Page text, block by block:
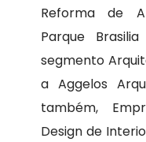
Reforma de
Parque
segmento
a Aggelos
também,
Design de